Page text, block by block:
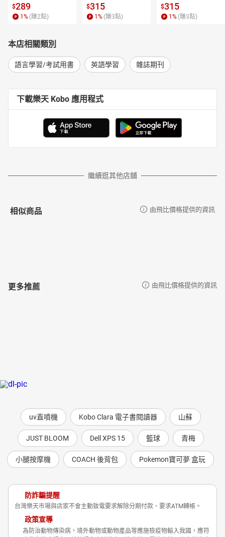
腿到仇恨言論，歷
時15年、全球超過
250萬筆研究數
揪出身邊有問題的
人！【電子書】
$289
1 % (賺2點)
$315
1 % (賺3點)
$315
1 % (賺3點)
本店相關類別
語言學習/考試用書 英語學習 雜誌期刊
下載樂天 Kobo 應用程式
繼續逛其他店舖
相似商品 由飛比價格提供的資訊
更多推薦 由飛比價格提供的資訊
uv直噴機 Kobo Clara 電子書閱讀器 山蘇
JUST BLOOM Dell XPS 15 籃球 青梅
小腿按摩機 COACH 後背包 Pokemon寶可夢 盒玩
防詐騙提醒
台灣樂天市場與店家不會主動致電要求解除分期付款、要求ATM轉帳。
政策宣導
為防治動物傳染病，境外動物或動物產品等應施檢疫物輸入我國，應符